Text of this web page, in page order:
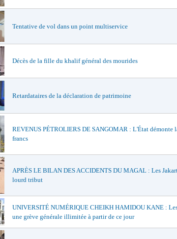
Tentative de vol dans un point multiservice
Décès de la fille du khalif général des mourides
Retardataires de la déclaration de patrimoine
REVENUS PÉTROLIERS DE SANGOMAR : L'État démonte
francs
APRÈS LE BILAN DES ACCIDENTS DU MAGAL : Les
lourd tribut
UNIVERSITÉ NUMÉRIQUE CHEIKH HAMIDOU KANE :
une grève générale illimitée à partir de ce jour